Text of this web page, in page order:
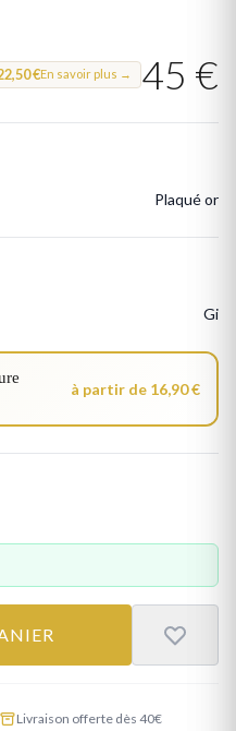
€En savoir plus → 45 €
Plaqué or
Gi
à partir de 16,90 €
Livraison offerte dès 40€